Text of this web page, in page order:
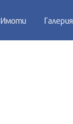
Имоти Галерия